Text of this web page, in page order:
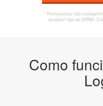
* Prometemos não
qualquer tipo de SPAM.
Como